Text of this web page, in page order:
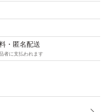
・匿名配送
者に支払われます